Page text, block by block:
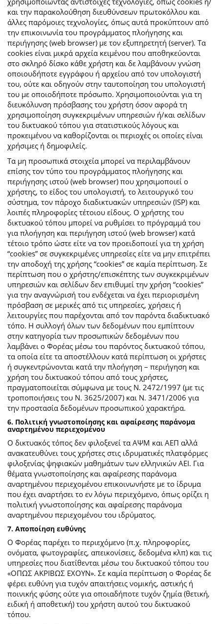
και την παρακολούθηση διευθύνσεων πρωτοκόλλου και
άλλες παρόμοιες τεχνολογίες, όπως αυτά προκύπτουν από
την επικοινωνία του προγράμματος πλοήγησης και
περιήγησης (web browser) με τον εξυπηρετητή (server). Τα
cookies είναι μικρά αρχεία κειμένου που αποθηκεύονται
στο σκληρό δίσκο κάθε χρήστη και δε λαμβάνουν γνώση
οποιουδήποτε εγγράφου ή αρχείου από τον υπολογιστή
του, ούτε και οδηγούν στην ταυτοποίηση του υπολογιστή
του με οποιοδήποτε πρόσωπο. Χρησιμοποιούνται για τη
διευκόλυνση πρόσβασης του χρήστη όσον αφορά τη
χρησιμοποίηση συγκεκριμένων υπηρεσιών ή/και σελίδων
του δικτυακού τόπου για στατιστικούς λόγους και
προκειμένου να καθορίζονται οι περιοχές οι οποίες είναι
χρήσιμες ή δημοφιλείς.
Τα μη προσωπικά στοιχεία μπορεί να περιλαμβάνουν
επίσης τον τύπο του προγράμματος πλοήγησης και
περιήγησης ιστού (web browser) που χρησιμοποιεί ο
χρήστης, το είδος του υπολογιστή, το λειτουργικό του
σύστημα, τον πάροχο διαδικτυακών υπηρεσιών (ISP) και
λοιπές πληροφορίες τέτοιου είδους. Ο χρήστης του
δικτυακού τόπου μπορεί να ρυθμίσει το πρόγραμμά του
για πλοήγηση και περιήγηση ιστού (web browser) κατά
τέτοιο τρόπο ώστε είτε να τον προειδοποιεί για τη χρήση
“cookies” σε συγκεκριμένες υπηρεσίες είτε να μην επιτρέπει
την αποδοχή της χρήσης “cookies” σε καμία περίπτωση. Σε
περίπτωση που ο χρήστης/επισκέπτης των συγκεκριμένων
υπηρεσιών και σελίδων δεν επιθυμεί την χρήση “cookies”
για την αναγνώρισή του ενδέχεται να έχει περιορισμένη
πρόσβαση σε μερικές από τις υπηρεσίες, χρήσεις ή
λειτουργίες που παρέχονται από τον παρόντα διαδικτυακό
τόπο. Η συλλογή όλων των δεδομένων που εμπίπτουν
στην κατηγορία των προσωπικών δεδομένων που
λαμβάνει ο Φορέας μέσω του παρόντος δικτυακού τόπου,
τα οποία είτε τα αποστέλλουν κατά περίπτωση οι χρήστες
ή συγκεντρώνονται κατά την πλοήγηση – περιήγηση και
χρήση του δικτυακού τόπου από τους χρήστες,
πραγματοποιείται σύμφωνα με τους Ν. 2472/1997 (με τις
τροποποιήσεις του Ν. 3625/2007) και Ν. 3471/2006 για
την προστασία δεδομένων προσωπικού χαρακτήρα.
6. Πολιτική γνωστοποίησης και αφαίρεσης παράνομα
αναρτημένου περιεχομένου
Ο δικτυακός τόπος δεν φιλοξενεί τα ΑΨΜ και ΑΕΠ αλλά
ανακατευθύνει τους χρήστες στις ιδρυματικές πλατφόρμες
φιλοξενίας ψηφιακών μαθημάτων των ελληνικών ΑΕΙ. Για
θέματα γνωστοποίησης και αφαίρεσης παράνομα
αναρτημένου περιεχομένου επικοινωνήστε με το ίδρυμα
που έχει αναρτήσει το εν λόγω περιεχόμενο, όπως ορίζει η
πολιτική γνωστοποίησης και αφαίρεσης παράνομα
αναρτημένου περιεχομένου του ιδρύματος.
7. Αποποίηση ευθύνης
Ο Φορέας παρέχει το περιεχόμενο (π.χ. πληροφορίες,
ονόματα, φωτογραφίες, απεικονίσεις, δεδομένα κλπ) και τις
υπηρεσίες που διατίθενται μέσω του δικτυακού τόπου του
«ΟΠΩΣ ΑΚΡΙΒΩΣ ΕΧΟΥΝ». Σε καμία περίπτωση ο Φορέας δε
φέρει ευθύνη για τυχόν απαιτήσεις νομικής, αστικής ή
ποινικής φύσης ούτε για οποιαδήποτε τυχόν ζημία (θετική,
ειδική ή αποθετική) του χρήστη αυτού του δικτυακού
τόπου.